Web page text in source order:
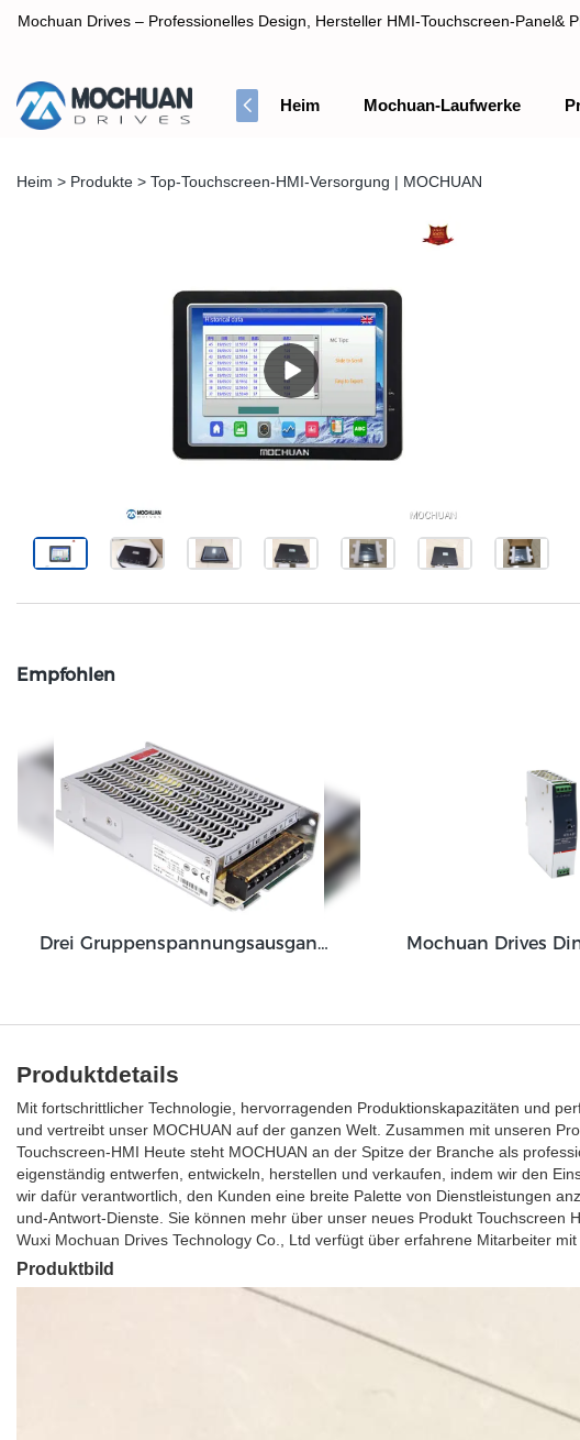
Mochuan Drives – Professionelles Design, Hersteller HMI-Touchscreen-Panel&
Professionelles Design, Hersteller HMI-Touchscreen-Panel& PLC
Heim Mochuan-Laufwerke
Heim > Produkte > Top-Touchscreen-HMI-Versorgung | MOCHUAN
Empfohlen
Drei Gruppenspannungsausgang 50W 75W 85W 130W Ausgangsschaltnetzteil
Produktdetails
Mit fortschrittlicher Technologie, hervorragenden Produktionskapazitäten und
und vertreibt unser MOCHUAN auf der ganzen Welt. Zusammen mit unseren
Touchscreen-HMI Heute steht MOCHUAN an der Spitze der Branche als
eigenständig entwerfen, entwickeln, herstellen und verkaufen, indem wir den
wir dafür verantwortlich, den Kunden eine breite Palette von Dienstleistungen
und-Antwort-Dienste. Sie können mehr über unser neues Produkt
Wuxi Mochuan Drives Technology Co., Ltd verfügt über erfahrene Mitarbeiter
Produktbild